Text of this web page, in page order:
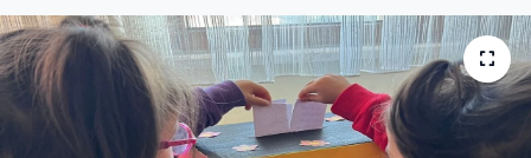
Cide Haberleri
Daday Haberleri